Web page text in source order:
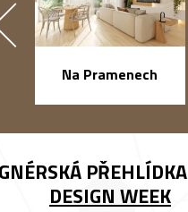
Na Pramenech
PŘEHLÍDKA
DESIGN WEEK